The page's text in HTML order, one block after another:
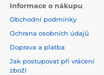
Použitá tisková metoda
přísné normy a mají
certifikaci. Navíc jsou
Informace o nákupu
Obchodní podmínky
Ochrana osobních údajů
Doprava a platba
Jak postupovat při vrácení
zboží